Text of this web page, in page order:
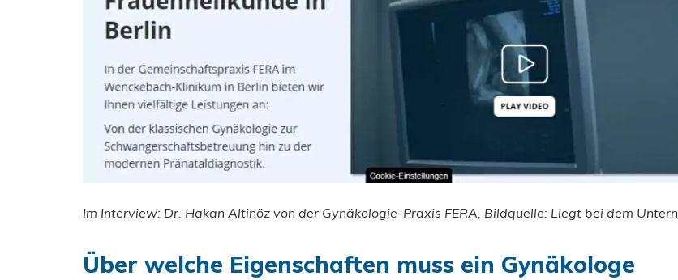
Im Interview: Dr. Hakan Altinöz von der Gynäkologie-Praxis FERA, Bildquelle: Liegt bei dem
Über welche Eigenschaften muss ein Gynäkologe